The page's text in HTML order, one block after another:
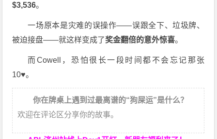
$3,536。
一场原本是灾难的误操作——误跟全下、垃圾牌、
被迫接盘——就这样变成了奖金翻倍的意外惊喜。
而Cowell，恐怕很长一段时间都不会忘记那张
10♥。
你在牌桌上遇到过最离谱的“狗屎运”是什么？
欢迎在评论区分享你的故事。